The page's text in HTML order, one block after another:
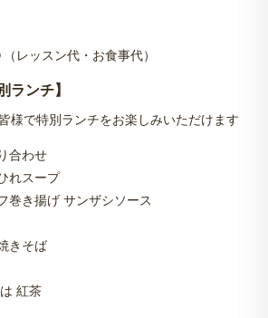
レッスン代・お食事代）
ランチ】
様で特別ランチをお楽しみいただけます
合わせ
れスープ
巻き揚げ サンザシソース
きそば
紅茶